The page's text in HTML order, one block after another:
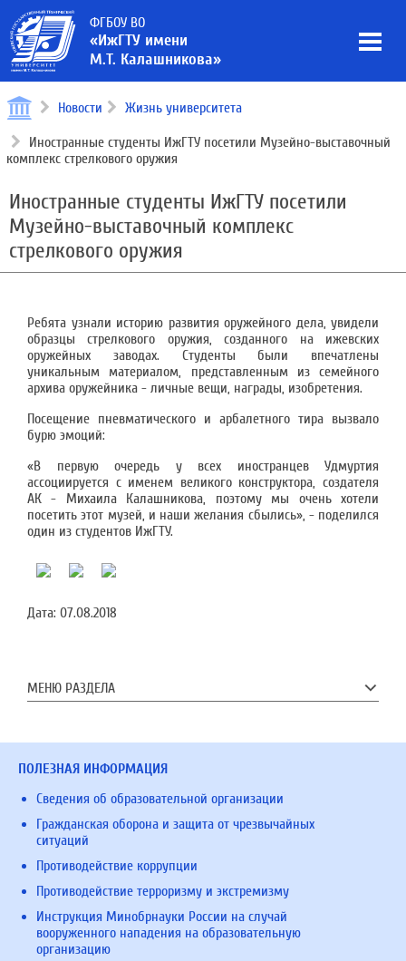
ФГБОУ ВО
«ИжГТУ имени
М.Т. Калашникова»
Новости Жизнь университета
Иностранные студенты ИжГТУ посетили Музейно-выставочный
комплекс стрелкового оружия
Иностранные студенты ИжГТУ посетили
Музейно-выставочный комплекс
стрелкового оружия
Ребята узнали историю развития оружейного дела, увидели
образцы стрелкового оружия, созданного на ижевских
оружейных заводах. Студенты были впечатлены
уникальным материалом, представленным из семейного
архива оружейника - личные вещи, награды, изобретения.
Посещение пневматического и арбалетного тира вызвало
бурю эмоций:
«В первую очередь у всех иностранцев Удмуртия
ассоциируется с именем великого конструктора, создателя
АК - Михаила Калашникова, поэтому мы очень хотели
посетить этот музей, и наши желания сбылись», - поделился
один из студентов ИжГТУ.
Дата: 07.08.2018
МЕНЮ РАЗДЕЛА
ПОЛЕЗНАЯ ИНФОРМАЦИЯ
Сведения об образовательной организации
Гражданская оборона и защита от чрезвычайных
ситуаций
Противодействие коррупции
Противодействие терроризму и экстремизму
Инструкция Минобрнауки России на случай
вооруженного нападения на образовательную
организацию